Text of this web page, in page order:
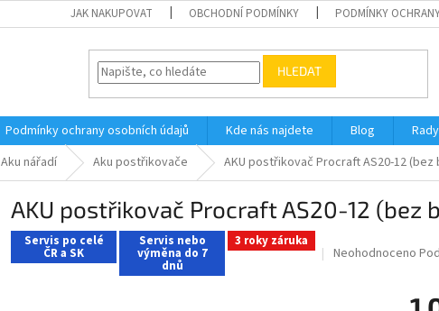
JAK NAKUPOVAT OBCHODNÍ PODMÍNKY PODMÍNKY
HLEDAT
Podmínky ochrany osobních údajů Kde nás najdete Blog
Aku nářadí Aku postřikovače AKU postřikovač Procraft AS20-12
AKU postřikovač Procraft AS20-12 (bez
Servis po celé
ČR a SK
Servis nebo
výměna do 7
dnů
3 roky záruka
Průměrné
Neohodnoceno